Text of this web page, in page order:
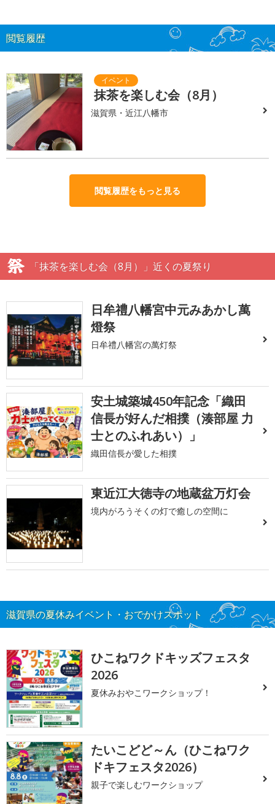
閲覧履歴
抹茶を楽しむ会（8月）
滋賀県・近江八幡市
閲覧履歴をもっと見る
「抹茶を楽しむ会（8月）」近くの夏祭り
日牟禮八幡宮中元みあかし萬
燈祭
日牟禮八幡宮の萬灯祭
安土城築城450年記念「織田
信長が好んだ相撲（湊部屋 力
士とのふれあい）」
織田信長が愛した相撲
東近江大徳寺の地蔵盆万灯会
境内がろうそくの灯で癒しの空間に
滋賀県の夏休みイベント・おでかけスポット
ひこねワクドキッズフェスタ
2026
夏休みおやこワークショップ！
たいこどど～ん（ひこねワク
ドキフェスタ2026）
親子で楽しむワークショップ